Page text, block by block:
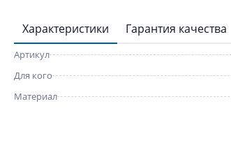
Характеристики Гарантия качества
Артикул
Для кого
Материал